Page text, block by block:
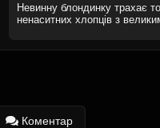
Невинну блондинку трахає
ненаситних хлопців з
Коментар